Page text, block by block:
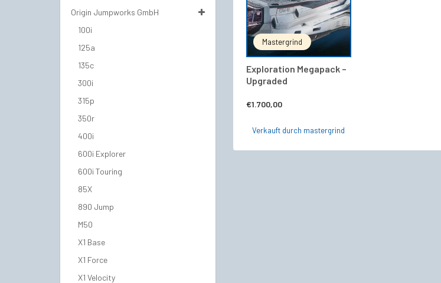
Mastergrind
Exploration Megapack –
Upgraded
€1.700,00
Verkauft durch mastergrind
Origin Jumpworks GmbH
100i
125a
135c
300i
315p
350r
400i
600i Explorer
600i Touring
85X
890 Jump
M50
X1 Base
X1 Force
X1 Velocity